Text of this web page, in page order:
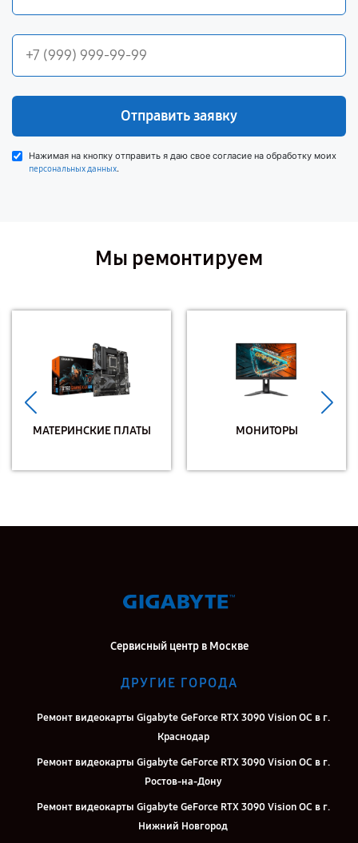
Отправить заявку
Нажимая на кнопку отправить я даю свое согласие на обработку моих
персональных данных.
Мы ремонтируем
МАТЕРИНСКИЕ ПЛАТЫ МОНИТОРЫ
Сервисный центр в Москве
ДРУГИЕ ГОРОДА
Ремонт видеокарты Gigabyte GeForce RTX 3090 Vision OC в г.
Краснодар
Ремонт видеокарты Gigabyte GeForce RTX 3090 Vision OC в г.
Ростов-на-Дону
Ремонт видеокарты Gigabyte GeForce RTX 3090 Vision OC в г.
Нижний Новгород